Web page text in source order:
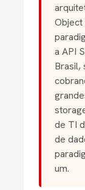
Object
a API
Brasil,
de TI
de
um.